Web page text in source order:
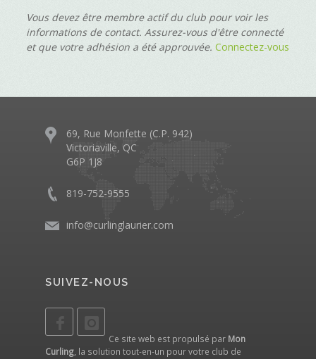
Vous devez être membre actif du club pour voir les
informations de contact. Assurez-vous d'être connecté
et que votre adhésion a été approuvée. Connectez-vous
69, Rue Monfette (C.P. 942)
Victoriaville, QC
G6P 1J8
819-752-9555
info@curlinglaurier.com
SUIVEZ-NOUS
Ce site web est propulsé par Mon
Curling , la solution tout-en-un pour votre club de